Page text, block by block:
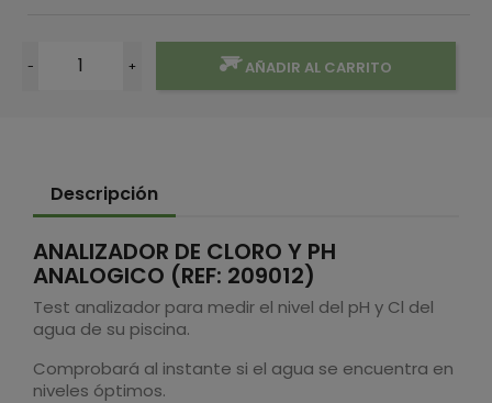
- + AÑADIR AL CARRITO
Descripción
ANALIZADOR DE CLORO Y PH
ANALOGICO (REF: 209012)
Test analizador para medir el nivel del pH y Cl del
agua de su piscina.
Comprobará al instante si el agua se encuentra en
niveles óptimos.